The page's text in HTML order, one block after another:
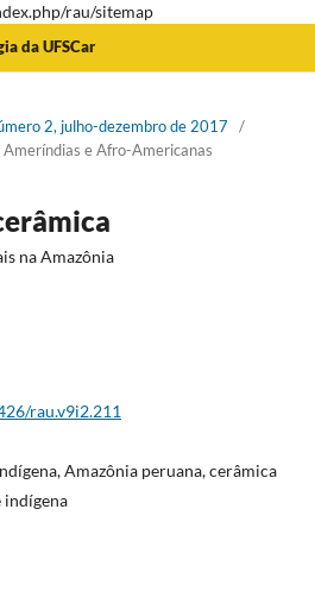
rau/sitemap
da UFSCar
2, julho-dezembro de 2017
/
e Afro-Americanas
na Amazônia
rau.v9i2.211
Amazônia peruana, cerâmica
indígena